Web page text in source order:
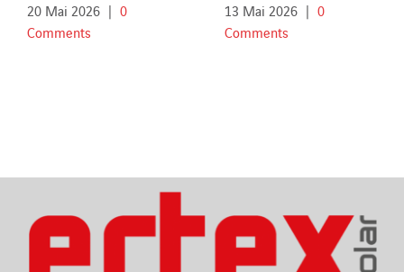
20 Mai 2026 | 0
Comments
13 Mai 2026 | 0
Comments